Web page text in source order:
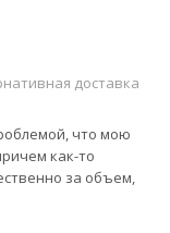
доставка
что мою
как-то
за объем,